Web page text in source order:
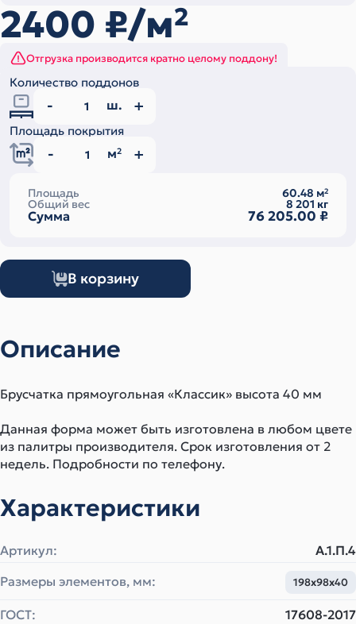
2400 ₽/м2
Отгрузка производится кратно целому поддону!
Количество поддонов
ш.
Площадь покрытия
м2
Площадь 60.48 м2
Общий вес 8 201 кг
Сумма 76 205.00 ₽
В корзину
Описание
Брусчатка прямоугольная «Классик» высота 40 мм
Данная форма может быть изготовлена в любом цвете
из палитры производителя. Срок изготовления от 2
недель. Подробности по телефону.
Характеристики
Артикул:
А.1.П.4
Размеры элементов, мм:
198x98x40
ГОСТ:
17608-2017